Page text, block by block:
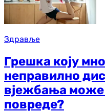
Здравље
Грешка коју
неправилно
вјежбања може
повреде?